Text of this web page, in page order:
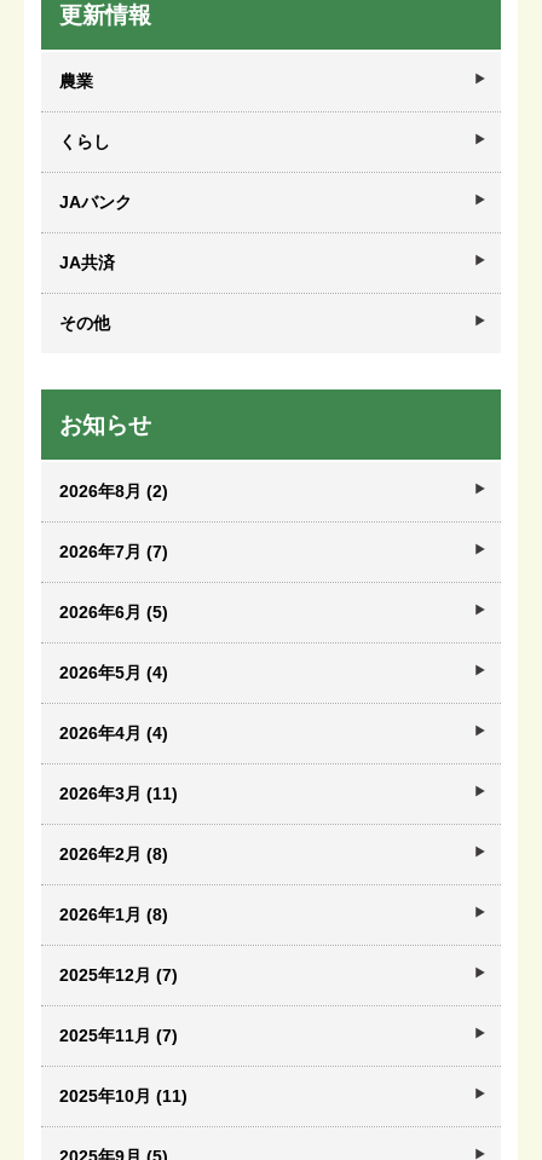
更新情報
農業
くらし
JAバンク
JA共済
その他
お知らせ
2026年8月 (2)
2026年7月 (7)
2026年6月 (5)
2026年5月 (4)
2026年4月 (4)
2026年3月 (11)
2026年2月 (8)
2026年1月 (8)
2025年12月 (7)
2025年11月 (7)
2025年10月 (11)